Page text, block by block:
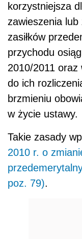
korzystniejsza
zawieszenia
zasiłków
przychodu
2010/2011
do ich
brzmieniu
w życie ustawy.
Takie zasady
2010 r. o
poz. 79).